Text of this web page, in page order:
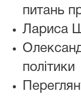
питань
Лариса
політики